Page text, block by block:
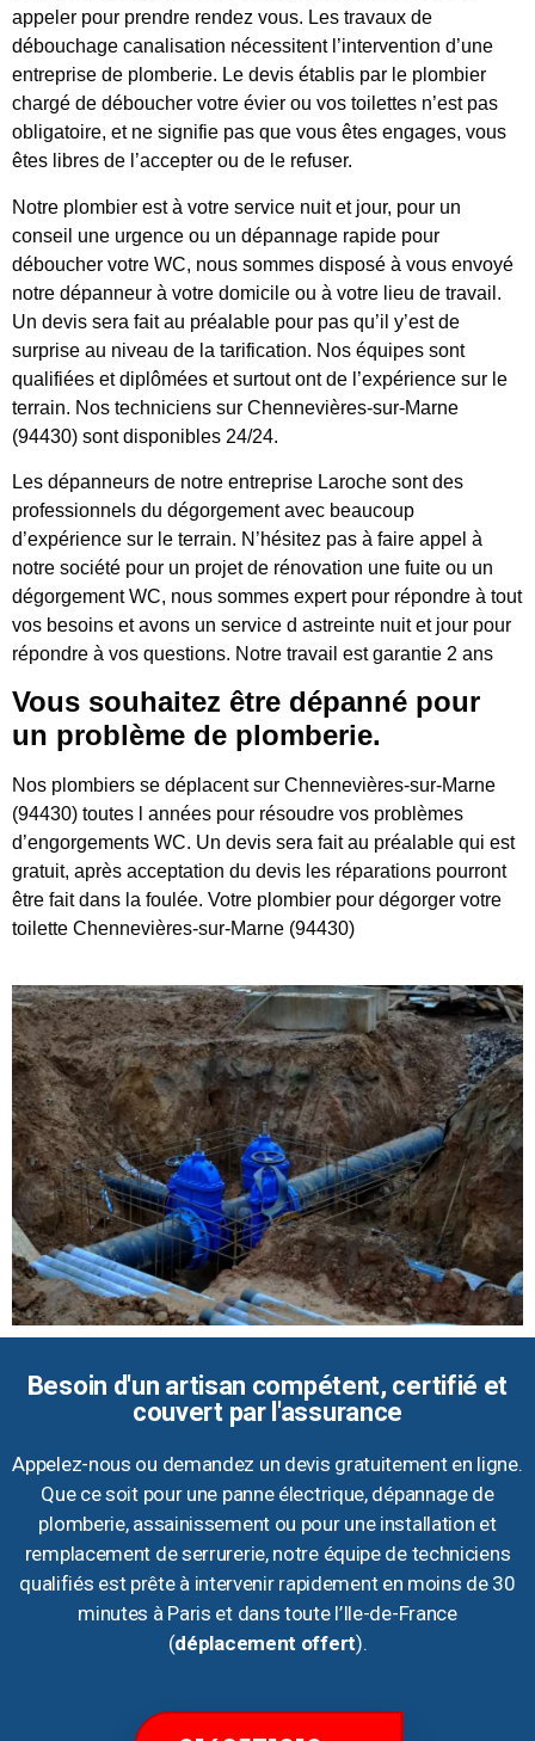
appeler pour prendre rendez vous. Les travaux de
débouchage canalisation nécessitent l’intervention d’une
entreprise de plomberie. Le devis établis par le plombier
chargé de déboucher votre évier ou vos toilettes n’est pas
obligatoire, et ne signifie pas que vous êtes engages, vous
êtes libres de l’accepter ou de le refuser.
Notre plombier est à votre service nuit et jour, pour un
conseil une urgence ou un dépannage rapide pour
déboucher votre WC, nous sommes disposé à vous envoyé
notre dépanneur à votre domicile ou à votre lieu de travail.
Un devis sera fait au préalable pour pas qu’il y’est de
surprise au niveau de la tarification. Nos équipes sont
qualifiées et diplômées et surtout ont de l’expérience sur le
terrain. Nos techniciens sur Chennevières-sur-Marne
(94430) sont disponibles 24/24.
Les dépanneurs de notre entreprise Laroche sont des
professionnels du dégorgement avec beaucoup
d’expérience sur le terrain. N’hésitez pas à faire appel à
notre société pour un projet de rénovation une fuite ou un
dégorgement WC, nous sommes expert pour répondre à tout
vos besoins et avons un service d astreinte nuit et jour pour
répondre à vos questions. Notre travail est garantie 2 ans
Vous souhaitez être dépanné pour
un problème de plomberie.
Nos plombiers se déplacent sur Chennevières-sur-Marne
(94430) toutes l années pour résoudre vos problèmes
d’engorgements WC. Un devis sera fait au préalable qui est
gratuit, après acceptation du devis les réparations pourront
être fait dans la foulée. Votre plombier pour dégorger votre
toilette Chennevières-sur-Marne (94430)
Besoin d'un artisan compétent, certifié et
couvert par l'assurance
Appelez-nous ou demandez un devis gratuitement en ligne.
Que ce soit pour une panne électrique, dépannage de
plomberie, assainissement ou pour une installation et
remplacement de serrurerie, notre équipe de techniciens
qualifiés est prête à intervenir rapidement en moins de 30
minutes à Paris et dans toute l’Ile-de-France
(déplacement offert).